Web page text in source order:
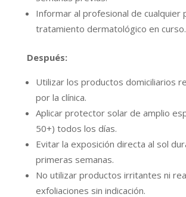
Informar al profesional de cualquier
tratamiento dermatológico en curso.
Después:
Utilizar los productos domiciliarios
por la clínica.
Aplicar protector solar de amplio
50+) todos los días.
Evitar la exposición directa al sol
primeras semanas.
No utilizar productos irritantes ni
exfoliaciones sin indicación.